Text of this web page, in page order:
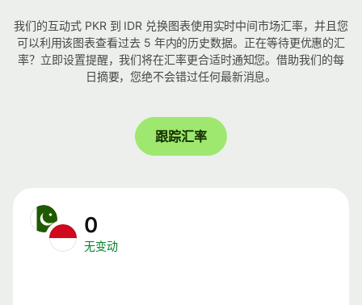
我们的互动式 PKR 到 IDR 兑换图表使用实时中间市场汇率，并且您
可以利用该图表查看过去 5 年内的历史数据。正在等待更优惠的汇
率？立即设置提醒，我们将在汇率更合适时通知您。借助我们的每
日摘要，您绝不会错过任何最新消息。
跟踪汇率
0
无变动